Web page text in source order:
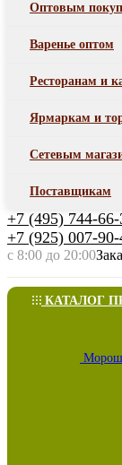
Оптовым
Варенье оптом
Ресторанам и
Ярмаркам и
Сетевым
Поставщикам
+7 (495) 744-66-
+7 (925) 007-
с 8:00 до 20:00
КАТАЛОГ